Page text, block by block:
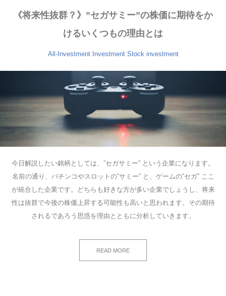
《将来性抜群？》”セガサミー”の株価に期待をか
けるいくつもの理由とは
All-Investment Investment Stock investment
今日解説したい銘柄としては、”セガサミー” という企業になります。
名前の通り、パチンコやスロットの”サミー” と、ゲームの”セガ” ここ
が統合した企業です。どちらも好きな方が多い企業でしょうし、将来
性は抜群で今後の株価上昇する可能性も高いと思われます。その期待
されるであろう思惑を理由とともに分析していきます。
READ MORE